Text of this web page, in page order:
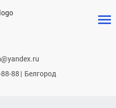
88 | Белгород